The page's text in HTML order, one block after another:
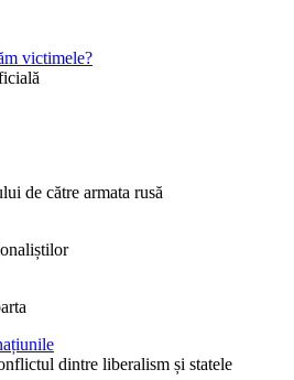
victimele?
de către armata rusă
dintre liberalism și statele